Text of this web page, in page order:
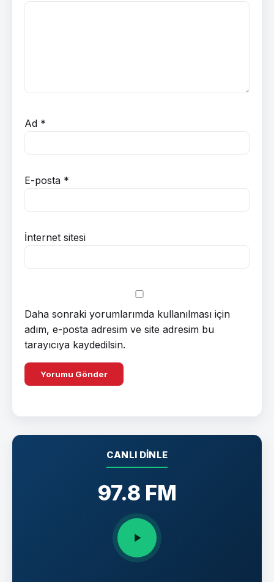
Ad *
E-posta *
İnternet sitesi
Daha sonraki yorumlarımda kullanılması için
adım, e-posta adresim ve site adresim bu
tarayıcıya kaydedilsin.
CANLI DINLE
97.8 FM